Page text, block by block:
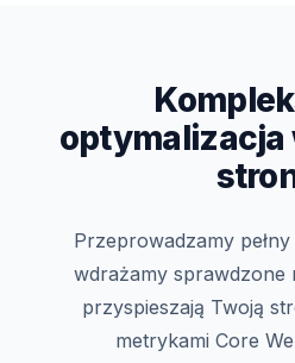
Przeprowadzamy
wdrażamy sprawdzone
przyspieszają Twoją
metrykami Core